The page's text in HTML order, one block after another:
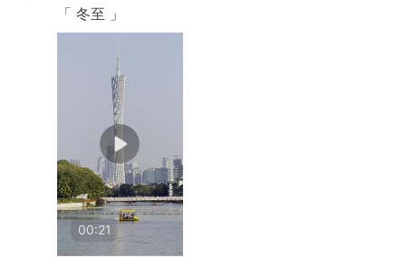
「 冬至 」
00:21